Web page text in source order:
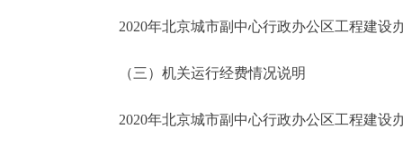
2020年北京城市副中心行政办公区工程建设办
（三）机关运行经费情况说明
2020年北京城市副中心行政办公区工程建设办